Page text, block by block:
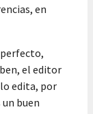
en
perfecto,
el editor
edita, por
buen